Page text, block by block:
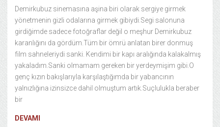
Demirkubuz sinemasına aşina biri olarak sergiye girmek
yönetmenin gizli odalarına girmek gibiydi.Segi salonuna
girdiğimde sadece fotoğraflar değil o meşhur Demirkubuz
karanlığını da gördüm.Tüm bir ömrü anlatan birer donmuş
film sahneleriydi sanki. Kendimi bir kapı aralığında kalakalmış
yakaladım.Sanki olmamam gereken bir yerdeymişim gibi.O
genç kızın bakışlarıyla karşılaştığımda bir yabancının
yalnızlığına izinsizce dahil olmuştum artık.Suçlulukla beraber
bir
DEVAMI